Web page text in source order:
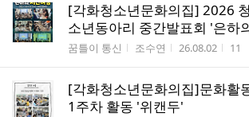
[각화청소년문화의집] 2026
소년동아리 중간발표회 '은하
게시판명
꿈틀이 통신 작성자
조수연 작성시간
26.08.02 조회
11
[각화청소년문화의집]문화활
1주차 활동 '위캔두'